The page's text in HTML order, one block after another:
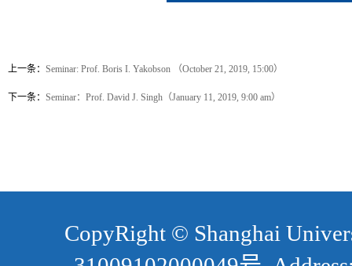
上一条： Seminar: Prof. Boris I. Yakobson （October 21, 2019, 15:00）
下一条： Seminar：Prof. David J. Singh（January 11, 2019, 9:00 am）
CopyRight © Shanghai